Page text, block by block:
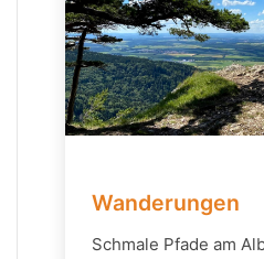
Wanderungen
Schmale Pfade am